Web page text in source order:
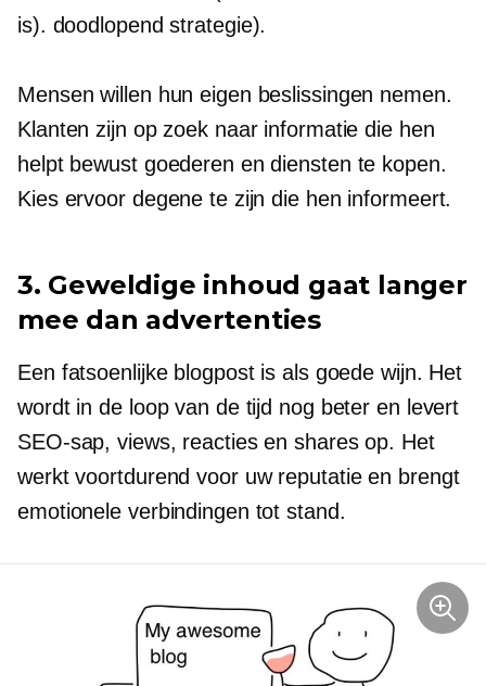
is). doodlopend strategie).
Mensen willen hun eigen beslissingen nemen.
Klanten zijn op zoek naar informatie die hen
helpt bewust goederen en diensten te kopen.
Kies ervoor degene te zijn die hen informeert.
3. Geweldige inhoud gaat langer
mee dan advertenties
Een fatsoenlijke blogpost is als goede wijn. Het
wordt in de loop van de tijd nog beter en levert
SEO-sap, views, reacties en shares op. Het
werkt voortdurend voor uw reputatie en brengt
emotionele verbindingen tot stand.